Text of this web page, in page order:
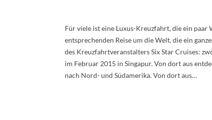
Für viele ist eine Luxus-Kreuzfahrt, die ein
entsprechenden Reise um die Welt, die ein
des Kreuzfahrtveranstalters Six Star Cruises:
im Februar 2015 in Singapur. Von dort aus
nach Nord- und Südamerika. Von dort aus…